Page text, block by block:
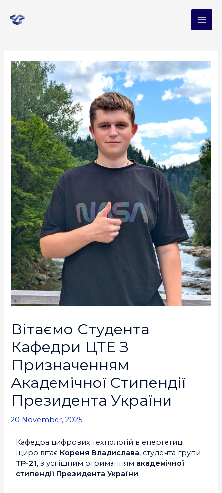
Вітаємо Студента
Кафедри ЦТЕ З
Призначенням
Академічної Стипендії
Президента України
20 November, 2025
Кафедра цифрових технологій в енергетиці
щиро вітає Кореня Владислава, студента групи
ТР-21, з успішним отриманням академічної
стипендії Президента України.